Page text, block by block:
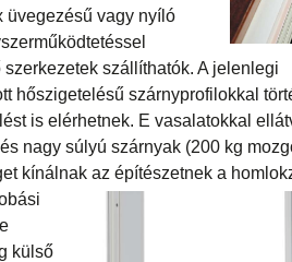
üvegezésű vagy nyíló
szállíthatók. A jelenlegi
hőszigetelésű szárnyprofilokkal
is elérhetnek. E vasalatokkal
nagy súlyú szárnyak (200 kg
kínálnak az építészetnek a
külső